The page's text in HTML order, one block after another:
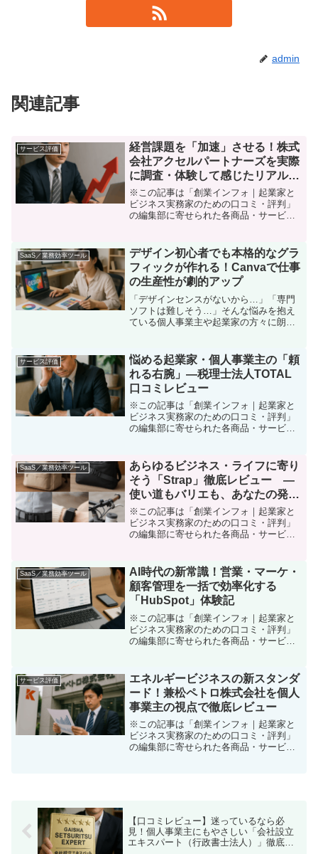
admin
関連記事
サービス評価
経営課題を「加速」させる！株式
会社アクセルパートナーズを実際
に調査・体験して感じたリアルな
口コミ
※この記事は「創業インフォ｜起業家と
ビジネス実務家のための口コミ・評判」
の編集部に寄せられた各商品・サービス
いる」——多くの個人事業主や経営者が
直面する悩み。でも、どこ...
SaaS／業務効率ツール
デザイン初心者でも本格的なグラ
フィックが作れる！Canvaで仕事
の生産性が劇的アップ
「デザインセンスがないから…」「専門
ソフトは難しそう…」そんな悩みを抱え
ている個人事業主や起業家の方々に朗報
サービスについてご紹介します。デザイ
ン知識ゼロの私でも、...
サービス評価
悩める起業家・個人事業主の「頼
れる右腕」―税理士法人TOTAL
口コミレビュー
※この記事は「創業インフォ｜起業家と
ビジネス実務家のための口コミ・評判」
の編集部に寄せられた各商品・サービス
分ひとりでは限界を感じている」「忙し
すぎて、会計や財務管理に...
SaaS／業務効率ツール
あらゆるビジネス・ライフに寄り
そう「Strap」徹底レビュー ―
使い道もバリエも、あなたの発想
次第！
※この記事は「創業インフォ｜起業家と
ビジネス実務家のための口コミ・評判」
の編集部に寄せられた各商品・サービス
めると、「もうひと手間で作業がラクに
なるサービスはない...
SaaS／業務効率ツール
AI時代の新常識！営業・マーケ・
顧客管理を一括で効率化する
「HubSpot」体験記
※この記事は「創業インフォ｜起業家と
ビジネス実務家のための口コミ・評判」
の編集部に寄せられた各商品・サービス
客の情報がバラバラで、管理もフォロー
も大混乱…」——こんな悩...
サービス評価
エネルギービジネスの新スタンダ
ード！兼松ペトロ株式会社を個人
事業主の視点で徹底レビュー
※この記事は「創業インフォ｜起業家と
ビジネス実務家のための口コミ・評判」
の編集部に寄せられた各商品・サービス
【口コミレビュー】迷っているなら必
見！個人事業主にもやさしい「会社設立
エキスパート（行政書士法人）」徹底体